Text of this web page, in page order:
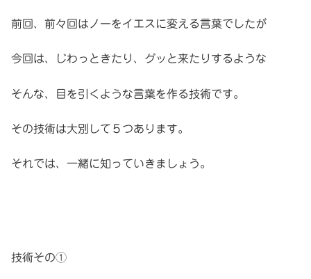
前回、前々回はノーをイエスに変える言葉でしたが
今回は、じわっときたり、グッと来たりするような
そんな、目を引くような言葉を作る技術です。
その技術は大別して５つあります。
それでは、一緒に知っていきましょう。
技術その①